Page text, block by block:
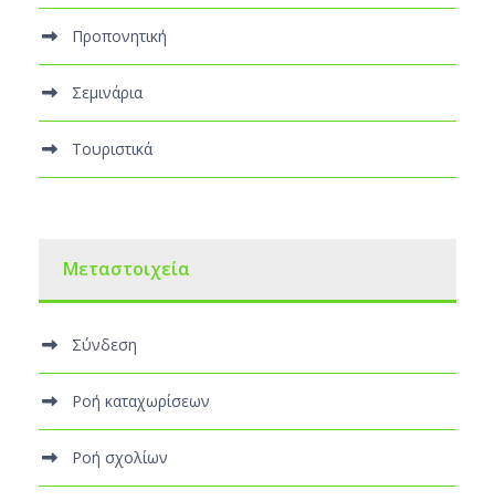
Προπονητική
Σεμινάρια
Τουριστικά
Μεταστοιχεία
Σύνδεση
Ροή καταχωρίσεων
Ροή σχολίων